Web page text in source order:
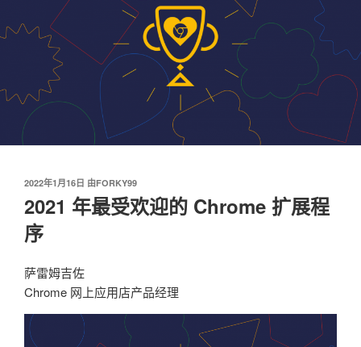
发
布
于
2022年1月16日 由FORKY99
2021 年最受欢迎的 Chrome 扩展程
序
萨雷姆吉佐
Chrome 网上应用店产品经理